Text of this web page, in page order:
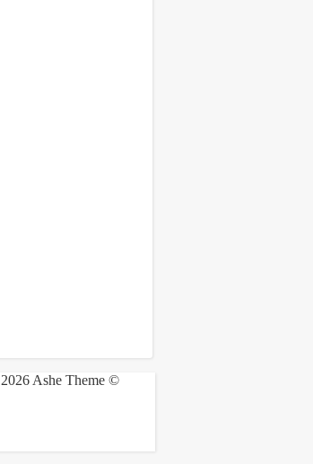
2026 Ashe Theme ©